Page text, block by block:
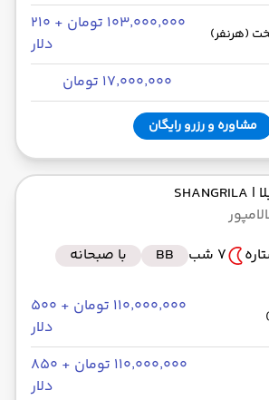
(هرنفر)
۱۰۳٬۰۰۰٬۰۰۰ تومان + ۲۱۰
دلار
۱۷٬۰۰۰٬۰۰۰ تومان
مشاوره و رزرو رایگان
| SHANGRILA
7 شب BB با صبحانه
۱۱۰٬۰۰۰٬۰۰۰ تومان + ۵۰۰
دلار
۱۱۰٬۰۰۰٬۰۰۰ تومان + ۸۵۰
دلار